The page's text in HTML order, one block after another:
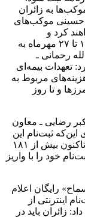
به زائران
حسینی موکب‌های
خواهند کرد و
موکب‌های عراقی نیز در طول مسیر از تاریخ ۱۷ تا ۲۷ مهرماه به
رحمانی ـ
تعهدات بیمه‌ای
مربوط به
قبل از مرز‌ها و تا روز
رضایی ـ معاون
این‌که ثبت‌نام این
سفر از اول شهریورماه آغاز شده است، گفت: تاکنون بیش از ۱۸۱
خود را با واریز
رایگان اعلام
ثبت‌نام اینترنتی از
زائران باید در